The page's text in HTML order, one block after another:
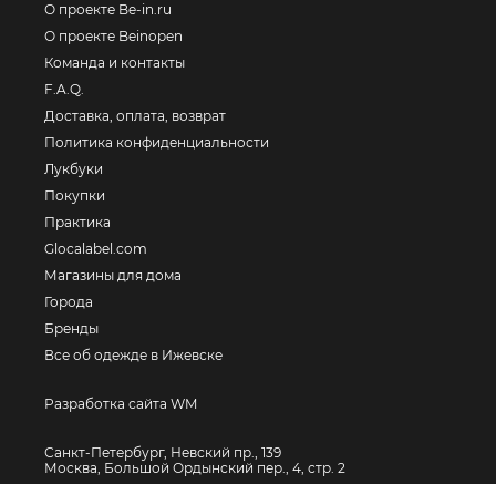
О проекте Be-in.ru
О проекте Beinopen
Команда и контакты
F.A.Q.
Доставка, оплата, возврат
Политика конфиденциальности
Лукбуки
Покупки
Практика
Glocalabel.com
Магазины для дома
Города
Бренды
Все об одежде в Ижевске
Разработка сайта WM
Санкт-Петербург, Невский пр., 139
Москва, Большой Ордынский пер., 4, стр. 2